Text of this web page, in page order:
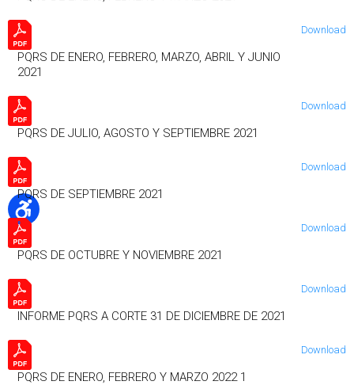
PQRS DE ENERO, FEBRERO, MARZO, ABRIL Y JUNIO
2021
Download
PQRS DE JULIO, AGOSTO Y SEPTIEMBRE 2021
Download
PQRS DE SEPTIEMBRE 2021
Download
PQRS DE OCTUBRE Y NOVIEMBRE 2021
Download
INFORME PQRS A CORTE 31 DE DICIEMBRE DE 2021
Download
PQRS DE ENERO, FEBRERO Y MARZO 2022 1
Download